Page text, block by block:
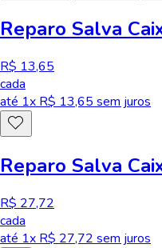
Reparo Salva
R$ 13,65
cada
até 1x R$ 13,65 sem juros
Reparo Salva
R$ 27,72
cada
até 1x R$ 27,72 sem juros